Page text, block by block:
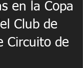
en la Copa
Club de
Circuito de